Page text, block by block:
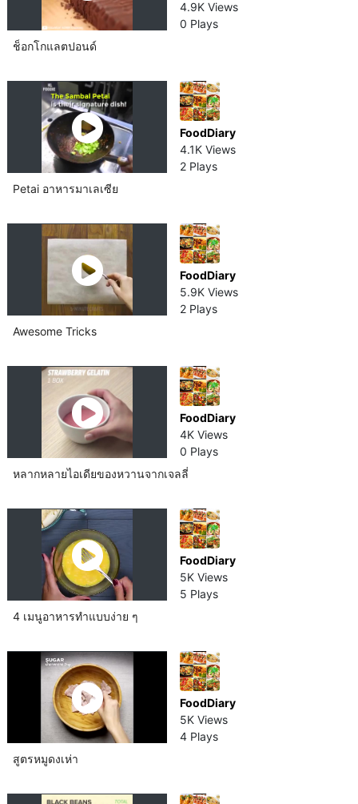
4.9K Views
0 Plays
ช็อกโกแลต​ปอนด์​
FoodDiary
4.1K Views
2 Plays
Petai อาหารมาเลเซีย​
FoodDiary
5.9K Views
2 Plays
Awesome Tricks
FoodDiary
4K Views
0 Plays
หลากหลายไอเดียของหวานจากเจลลี่
FoodDiary
5K Views
5 Plays
4 เมนูอาหารทำแบบง่าย ๆ
FoodDiary
5K Views
4 Plays
สูตรหมูดงเห่า